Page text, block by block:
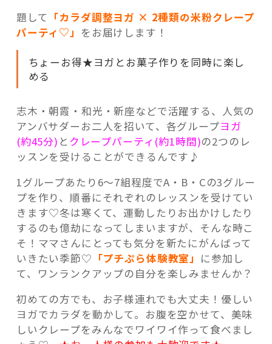
題して 「カラダ調整ヨガ × 2種類の米粉クレープ
パーティ♡」 をお届けします！
ちょーお得★ヨガとお菓子作りを同時に楽し
める
志木・朝霞・和光・新座などで活躍する、人気の
アンバサダーお二人を招いて、各グループヨガ
(約45分) と クレープパーティ(約1時間)の2つのレ
ッスンを受けることができるんです♪
1グループあたり6～7組程度でA・B・Cの3グルー
プを作り、順番にそれぞれのレッスンを受けてい
きます♡冬は寒くて、運動したりお出かけしたり
するのも億劫になってしまいますが、そんな時こ
そ！ママさんにとっても気分を新たにがんばって
いきたい季節♡ 「プチぷら体験教室」 に参加し
て、ワンランクアップの自分を楽しみませんか？
初めての方でも、お子様連れでも大丈夫！優しい
ヨガでカラダを動かして。お腹を空かせて、美味
しいクレープをみんなでワイワイ作って食べまし